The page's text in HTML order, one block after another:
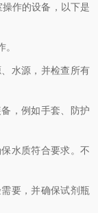
作的设备，以下是
水源，并检查所有
，例如手套、防护
水质符合要求。不
要，并确保试剂瓶